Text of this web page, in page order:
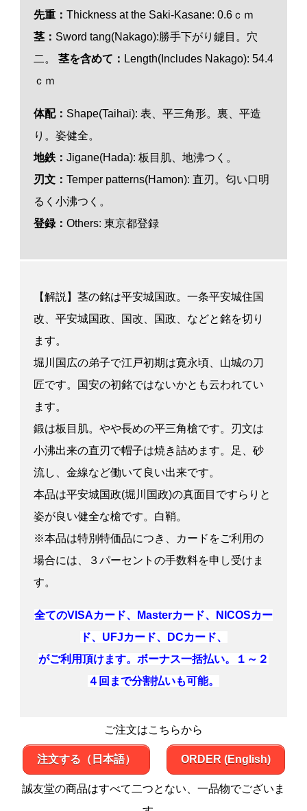
先重： Thickness at the Saki-Kasane: 0.6ｃｍ
茎： Sword tang(Nakago):勝手下がり鑢目。穴
二。 茎を含めて： Length(Includes Nakago): 54.4
ｃｍ
体配： Shape(Taihai): 表、平三角形。裏、平造
り。姿健全。
地鉄： Jigane(Hada): 板目肌、地沸つく。
刃文： Temper patterns(Hamon): 直刃。匂い口明
るく小沸つく。
登録： Others: 東京都登録
【解説】茎の銘は平安城国政。一条平安城住国
改、平安城国政、国改、国政、などと銘を切り
ます。
堀川国広の弟子で江戸初期は寛永頃、山城の刀
匠です。国安の初銘ではないかとも云われてい
ます。
鍛は板目肌。やや長めの平三角槍です。刃文は
小沸出来の直刃で帽子は焼き詰めます。足、砂
流し、金線など働いて良い出来です。
本品は平安城国政(堀川国政)の真面目ですらりと
姿が良い健全な槍です。白鞘。
※本品は特別特価品につき、カードをご利用の
場合には、３パーセントの手数料を申し受けま
す。
全てのVISAカード、Masterカード、NICOSカー
ド、UFJカード、DCカード、
がご利用頂けます。ボーナス一括払い。１～２
４回まで分割払いも可能。
ご注文はこちらから
注文する（日本語） ORDER (English)
誠友堂の商品はすべて二つとない、一品物でございま